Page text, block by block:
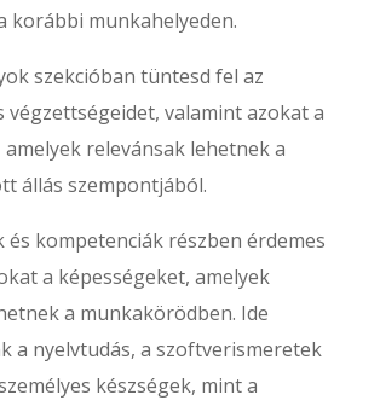
korábbi munkahelyeden.
szekcióban tüntesd fel az
végzettségeidet, valamint azokat a
amelyek relevánsak lehetnek a
állás szempontjából.
és kompetenciák részben érdemes
a képességeket, amelyek
a munkakörödben. Ide
a nyelvtudás, a szoftverismeretek
készségek, mint a